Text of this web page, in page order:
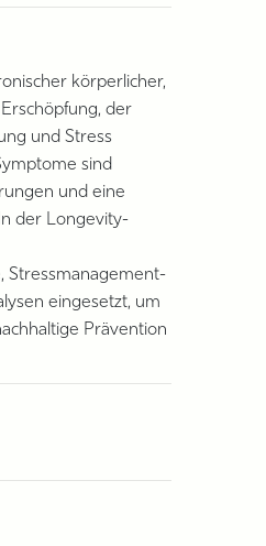
körperlicher,
der
und Stress
sind
und eine
der Longevity-
Stressmanagement-
eingesetzt, um
Prävention